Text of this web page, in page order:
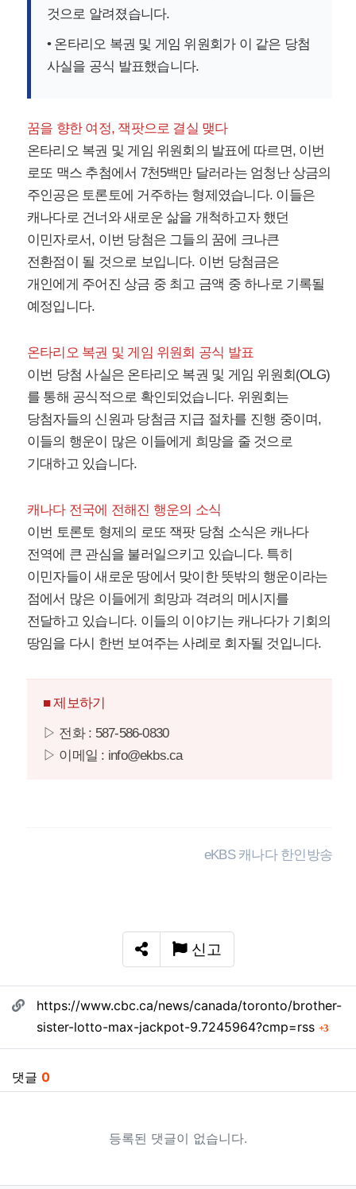
것으로 알려졌습니다.
• 온타리오 복권 및 게임 위원회가 이 같은 당첨
사실을 공식 발표했습니다.
꿈을 향한 여정, 잭팟으로 결실 맺다
온타리오 복권 및 게임 위원회의 발표에 따르면, 이번
로또 맥스 추첨에서 7천5백만 달러라는 엄청난 상금의
주인공은 토론토에 거주하는 형제였습니다. 이들은
캐나다로 건너와 새로운 삶을 개척하고자 했던
이민자로서, 이번 당첨은 그들의 꿈에 크나큰
전환점이 될 것으로 보입니다. 이번 당첨금은
개인에게 주어진 상금 중 최고 금액 중 하나로 기록될
예정입니다.
온타리오 복권 및 게임 위원회 공식 발표
이번 당첨 사실은 온타리오 복권 및 게임 위원회(OLG)
를 통해 공식적으로 확인되었습니다. 위원회는
당첨자들의 신원과 당첨금 지급 절차를 진행 중이며,
이들의 행운이 많은 이들에게 희망을 줄 것으로
기대하고 있습니다.
캐나다 전국에 전해진 행운의 소식
이번 토론토 형제의 로또 잭팟 당첨 소식은 캐나다
전역에 큰 관심을 불러일으키고 있습니다. 특히
이민자들이 새로운 땅에서 맞이한 뜻밖의 행운이라는
점에서 많은 이들에게 희망과 격려의 메시지를
전달하고 있습니다. 이들의 이야기는 캐나다가 기회의
땅임을 다시 한번 보여주는 사례로 회자될 것입니다.
■ 제보하기
▷ 전화 : 587-586-0830
▷ 이메일 : info@ekbs.ca
eKBS 캐나다 한인방송
SNS 공유
신고
관련자료
https://www.cbc.ca/news/canada/toronto/brother-
sister-lotto-max-jackpot-9.7245964?cmp=rss
3회
댓글 0
등록된 댓글이 없습니다.